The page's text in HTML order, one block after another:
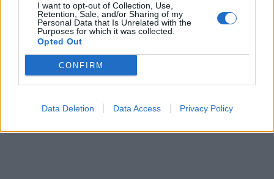
I want to opt-out of Collection, Use,
Retention, Sale, and/or Sharing of my
Personal Data that Is Unrelated with the
Purposes for which it was collected.
Opted Out
CONFIRM
Data Deletion Data Access Privacy Policy